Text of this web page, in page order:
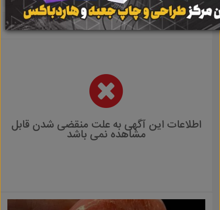
اطلاعات این آگهی به علت منقضی شدن قابل
مشاهده نمی باشد